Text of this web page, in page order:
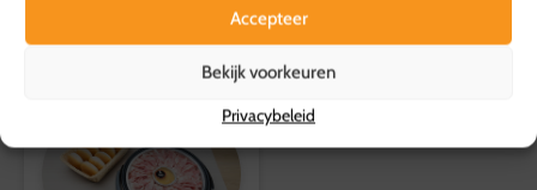
Accepteer
Bekijk voorkeuren
Privacybeleid